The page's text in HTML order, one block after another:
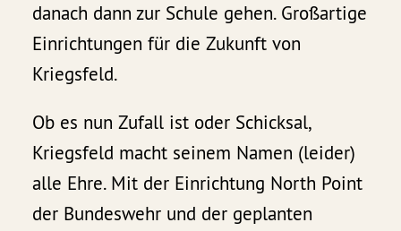
danach dann zur Schule gehen. Großartige
Einrichtungen für die Zukunft von
Kriegsfeld.
Ob es nun Zufall ist oder Schicksal,
Kriegsfeld macht seinem Namen (leider)
alle Ehre. Mit der Einrichtung North Point
der Bundeswehr und der geplanten